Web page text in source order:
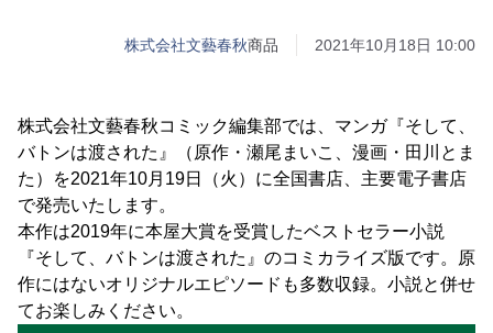
株式会社文藝春秋商品 2021年10月18日 10:00
株式会社文藝春秋コミック編集部では、マンガ『そして、
バトンは渡された』（原作・瀬尾まいこ、漫画・田川とま
た）を2021年10月19日（火）に全国書店、主要電子書店
で発売いたします。
本作は2019年に本屋大賞を受賞したベストセラー小説
『そして、バトンは渡された』のコミカライズ版です。原
作にはないオリジナルエピソードも多数収録。小説と併せ
てお楽しみください。